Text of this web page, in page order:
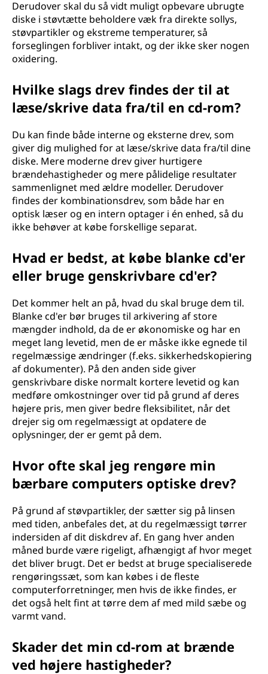
Derudover skal du så vidt muligt opbevare ubrugte
diske i støvtætte beholdere væk fra direkte sollys,
støvpartikler og ekstreme temperaturer, så
forseglingen forbliver intakt, og der ikke sker nogen
oxidering.
Hvilke slags drev findes der til at
læse/skrive data fra/til en cd-rom?
Du kan finde både interne og eksterne drev, som
giver dig mulighed for at læse/skrive data fra/til dine
diske. Mere moderne drev giver hurtigere
brændehastigheder og mere pålidelige resultater
sammenlignet med ældre modeller. Derudover
findes der kombinationsdrev, som både har en
optisk læser og en intern optager i én enhed, så du
ikke behøver at købe forskellige separat.
Hvad er bedst, at købe blanke cd'er
eller bruge genskrivbare cd'er?
Det kommer helt an på, hvad du skal bruge dem til.
Blanke cd'er bør bruges til arkivering af store
mængder indhold, da de er økonomiske og har en
meget lang levetid, men de er måske ikke egnede til
regelmæssige ændringer (f.eks. sikkerhedskopiering
af dokumenter). På den anden side giver
genskrivbare diske normalt kortere levetid og kan
medføre omkostninger over tid på grund af deres
højere pris, men giver bedre fleksibilitet, når det
drejer sig om regelmæssigt at opdatere de
oplysninger, der er gemt på dem.
Hvor ofte skal jeg rengøre min
bærbare computers optiske drev?
På grund af støvpartikler, der sætter sig på linsen
med tiden, anbefales det, at du regelmæssigt tørrer
indersiden af dit diskdrev af. En gang hver anden
måned burde være rigeligt, afhængigt af hvor meget
det bliver brugt. Det er bedst at bruge specialiserede
rengøringssæt, som kan købes i de fleste
computerforretninger, men hvis de ikke findes, er
det også helt fint at tørre dem af med mild sæbe og
varmt vand.
Skader det min cd-rom at brænde
ved højere hastigheder?